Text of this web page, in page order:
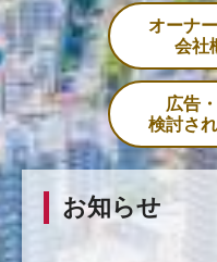
オーナ
会社
広告
検討さ
お知らせ